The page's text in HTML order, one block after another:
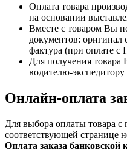
Оплата товара
на основании
Вместе с товаром Вы
документов: оригинал
фактура (при оплате
Для получения товара
водителю-экспедитору
Онлайн-оплата
Для выбора оплаты товара
соответствующей странице
Оплата заказа банковской